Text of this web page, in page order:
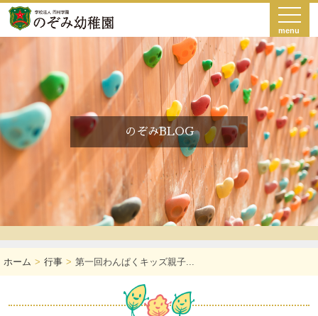
menu
のぞみBLOG
ホーム 行事 第一回わんぱくキッズ親子...